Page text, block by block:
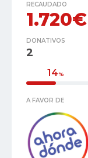
RECAUDADO
1.720€
DONATIVOS
2
14%
A FAVOR DE